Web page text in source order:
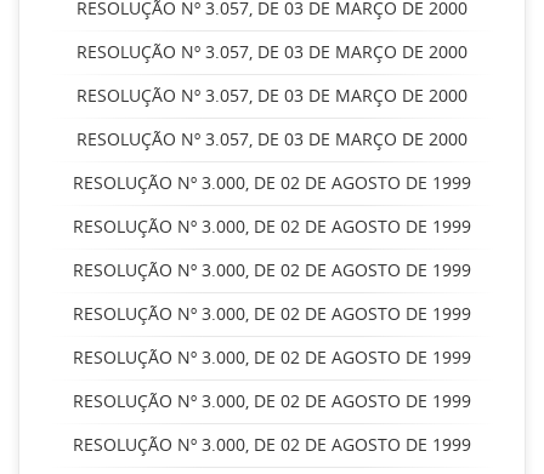
RESOLUÇÃO Nº 3.057, DE 03 DE MARÇO DE 2000
RESOLUÇÃO Nº 3.057, DE 03 DE MARÇO DE 2000
RESOLUÇÃO Nº 3.057, DE 03 DE MARÇO DE 2000
RESOLUÇÃO Nº 3.057, DE 03 DE MARÇO DE 2000
RESOLUÇÃO Nº 3.000, DE 02 DE AGOSTO DE 1999
RESOLUÇÃO Nº 3.000, DE 02 DE AGOSTO DE 1999
RESOLUÇÃO Nº 3.000, DE 02 DE AGOSTO DE 1999
RESOLUÇÃO Nº 3.000, DE 02 DE AGOSTO DE 1999
RESOLUÇÃO Nº 3.000, DE 02 DE AGOSTO DE 1999
RESOLUÇÃO Nº 3.000, DE 02 DE AGOSTO DE 1999
RESOLUÇÃO Nº 3.000, DE 02 DE AGOSTO DE 1999